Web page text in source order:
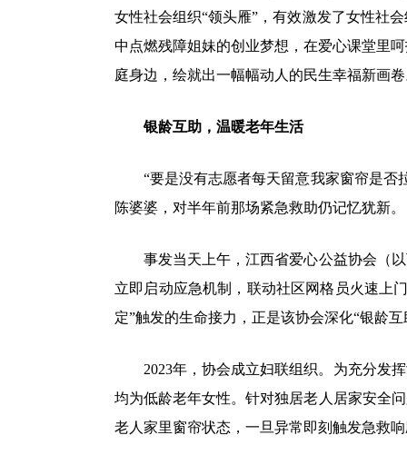
女性社会组织“领头雁”，有效激发了女性社
中点燃残障姐妹的创业梦想，在爱心课堂里
庭身边，绘就出一幅幅动人的民生幸福新画
银龄互助，温暖老年生活
“要是没有志愿者每天留意我家窗帘是否
陈婆婆，对半年前那场紧急救助仍记忆犹新。
事发当天上午，江西省爱心公益协会（以
立即启动应急机制，联动社区网格员火速上
定”触发的生命接力，正是该协会深化“银龄
2023年，协会成立妇联组织。为充分发挥
均为低龄老年女性。针对独居老人居家安全
老人家里窗帘状态，一旦异常即刻触发急救